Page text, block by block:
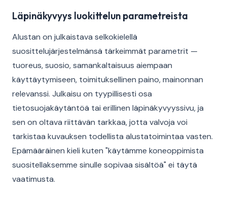
Läpinäkyvyys luokittelun parametreista
Alustan on julkaistava selkokielellä
suosittelujärjestelmänsä tärkeimmät parametrit —
tuoreus, suosio, samankaltaisuus aiempaan
käyttäytymiseen, toimituksellinen paino, mainonnan
relevanssi. Julkaisu on tyypillisesti osa
tietosuojakäytäntöä tai erillinen läpinäkyvyyssivu, ja
sen on oltava riittävän tarkkaa, jotta valvoja voi
tarkistaa kuvauksen todellista alustatoimintaa vasten.
Epämääräinen kieli kuten "käytämme koneoppimista
suositellaksemme sinulle sopivaa sisältöä" ei täytä
vaatimusta.